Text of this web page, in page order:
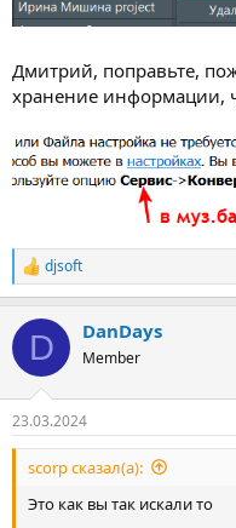
Дмитрий, поправьте,
хранение информации,
Р
е
к
и
djsoft
D DanDays
Member
23.03.2024
scorp сказал(а):
Это как вы так искали то